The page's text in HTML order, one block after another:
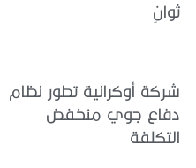
ثوانٍ
شركة أوكرانية تطور نظام
دفاع جوي منخفض
التكلفة